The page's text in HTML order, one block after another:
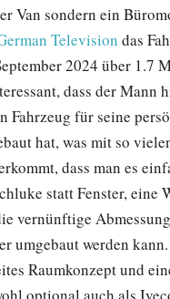
Van sondern ein
Television das
2024 über 1.7
dass der Mann
Fahrzeug für seine
hat, was mit so
dass man es
statt Fenster, eine
vernünftige
umgebaut werden
Raumkonzept und
optional auch als